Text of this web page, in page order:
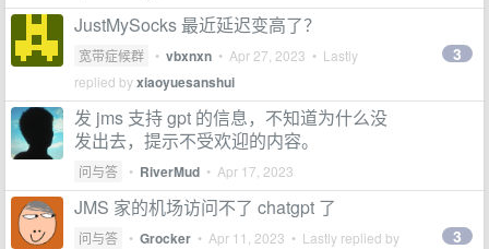
JustMySocks 最近延迟变高了？
宽带症候群 • vbxnxn • Apr 27, 2023 • Lastly
replied byxiaoyuesanshui
3
发 jms 支持 gpt 的信息，不知道为什么没
发出去，提示不受欢迎的内容。
问与答 • RiverMud • Apr 17, 2023
JMS 家的机场访问不了 chatgpt 了
问与答 • Grocker • Apr 11, 2023 • Lastly replied by 3